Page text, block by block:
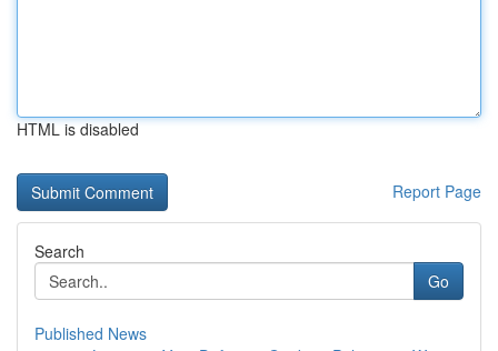
HTML is disabled
Report Page
Search
Go
Published News